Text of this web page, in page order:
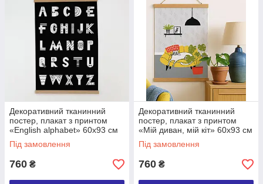
Декоративний тканинний
постер, плакат з принтом
«English alphabet» 60х93 см
(TPSR_22S060)
Під замовлення
760 ₴
Декоративний тканинний
постер, плакат з принтом
«Мій диван, мій кіт» 60х93 см
(TPSR_22S059)
Під замовлення
760 ₴